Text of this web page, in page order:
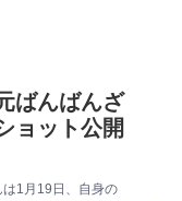
ばんばんざ
ョット公開
1月19日、自身の